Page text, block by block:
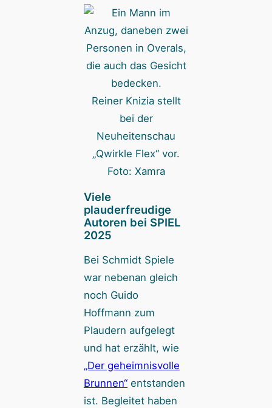
Reiner Knizia stellt
bei der
Neuheitenschau
„Qwirkle Flex“ vor.
Foto: Xamra
Viele
plauderfreudige
Autoren bei SPIEL
2025
Bei Schmidt Spiele
war nebenan gleich
noch Guido
Hoffmann zum
Plaudern aufgelegt
und hat erzählt, wie
„Der geheimnisvolle
Brunnen“entstanden
ist. Begleitet haben